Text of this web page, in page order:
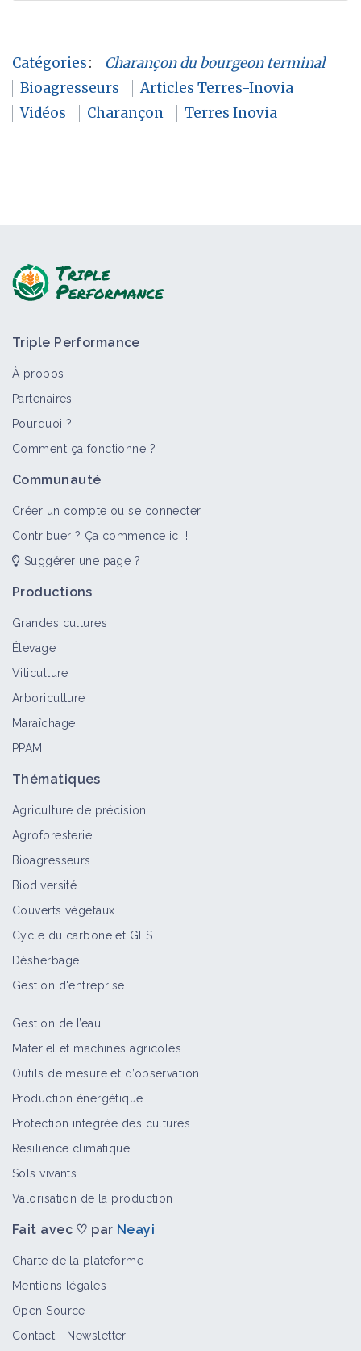
Catégories:
Charançon du bourgeon terminal
Bioagresseurs
Articles Terres-Inovia
Vidéos
Charançon Terres Inovia
Triple Performance
À propos
Partenaires
Pourquoi ?
Comment ça fonctionne ?
Communauté
Créer un compte ou se connecter
Contribuer ? Ça commence ici !
Suggérer une page ?
Productions
Grandes cultures
Élevage
Viticulture
Arboriculture
Maraîchage
PPAM
Thématiques
Agriculture de précision
Agroforesterie
Bioagresseurs
Biodiversité
Couverts végétaux
Cycle du carbone et GES
Désherbage
Gestion d'entreprise
Gestion de l’eau
Matériel et machines agricoles
Outils de mesure et d’observation
Production énergétique
Protection intégrée des cultures
Résilience climatique
Sols vivants
Valorisation de la production
Fait avec ♡ par Neayi
Charte de la plateforme
Mentions légales
Open Source
Contact - Newsletter